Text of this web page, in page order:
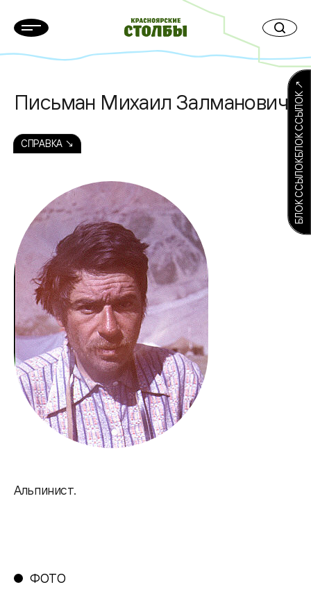
Письман Михаил Залманович
СПРАВКА ↘
Альпинист.
БЛОК ССЫЛОКБЛОК ССЫЛОК ↗
ФОТО